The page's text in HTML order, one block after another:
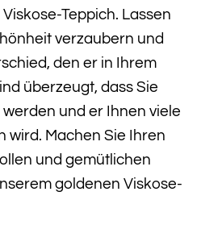
Teppich. Lassen
verzaubern und
den er in Ihrem
überzeugt, dass Sie
und er Ihnen viele
wird. Machen Sie Ihren
und gemütlichen
goldenen Viskose-